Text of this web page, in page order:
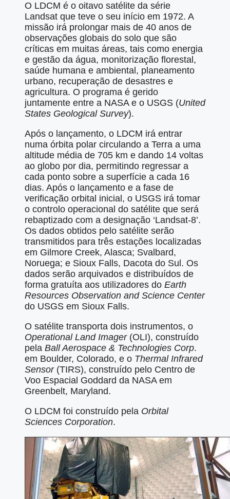
O LDCM é o oitavo satélite da série
Landsat que teve o seu início em 1972. A
missão irá prolongar mais de 40 anos de
observações globais do solo que são
críticas em muitas áreas, tais como energia
e gestão da água, monitorização florestal,
saúde humana e ambiental, planeamento
urbano, recuperação de desastres e
agricultura. O programa é gerido
juntamente entre a NASA e o USGS (United
States Geological Survey).
Após o lançamento, o LDCM irá entrar
numa órbita polar circulando a Terra a uma
altitude média de 705 km e dando 14 voltas
ao globo por dia, permitindo regressar a
cada ponto sobre a superfície a cada 16
dias. Após o lançamento e a fase de
verificação orbital inicial, o USGS irá tomar
o controlo operacional do satélite que será
rebaptizado com a designação ‘Landsat-8’.
Os dados obtidos pelo satélite serão
transmitidos para três estações localizadas
em Gilmore Creek, Alasca; Svalbard,
Noruega; e Sioux Falls, Dacota do Sul. Os
dados serão arquivados e distribuídos de
forma gratuíta aos utilizadores do Earth
Resources Observation and Science Center
do USGS em Sioux Falls.
O satélite transporta dois instrumentos, o
Operational Land Imager (OLI), construído
pela Ball Aerospace & Technologies Corp.
em Boulder, Colorado, e o Thermal Infrared
Sensor(TIRS), construído pelo Centro de
Voo Espacial Goddard da NASA em
Greenbelt, Maryland.
O LDCM foi construído pela Orbital
Sciences Corporation.